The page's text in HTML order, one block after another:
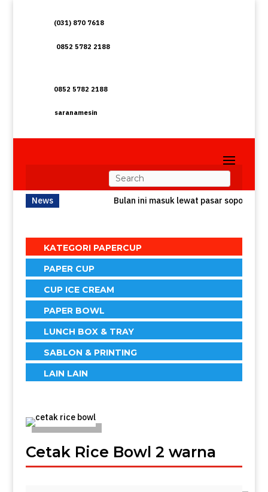
(031) 870 7618
0852 5782 2188
0852 5782 2188
saranamesin
News Bulan ini masuk lewat pasar soponyono
KATEGORI PAPERCUP
PAPER CUP
CUP ICE CREAM
PAPER BOWL
LUNCH BOX & TRAY
SABLON & PRINTING
LAIN LAIN
Cetak Rice Bowl 2 warna